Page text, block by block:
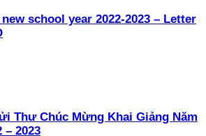
school year 2022-2023 – Letter
Thư Chúc Mừng Khai Giảng Năm
– 2023